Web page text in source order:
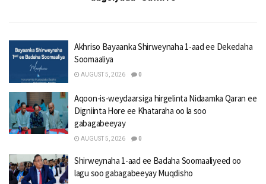
Akhriso Bayaanka Shirweynaha 1-aad ee Dekedaha
Soomaaliya
AUGUST 5, 2026 0
Aqoon-is-weydaarsiga hirgelinta Nidaamka Qaran ee
Digniinta Hore ee Khataraha oo la soo
gabagabeeyay
AUGUST 5, 2026 0
Shirweynaha 1-aad ee Badaha Soomaaliyeed oo
lagu soo gabagabeeyay Muqdisho